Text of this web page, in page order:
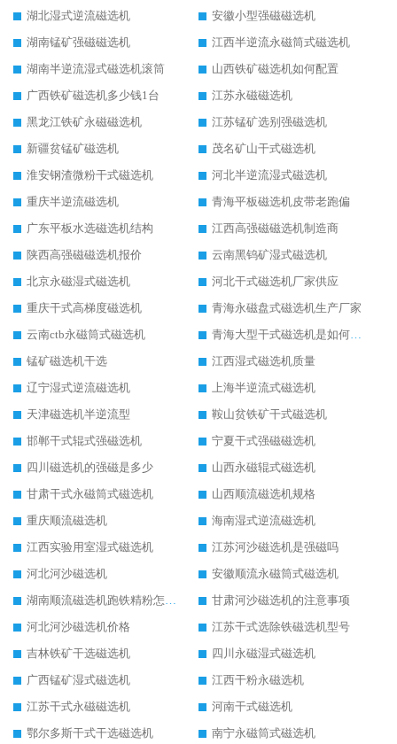
湖北湿式逆流磁选机
安徽小型强磁磁选机
湖南锰矿强磁磁选机
江西半逆流永磁筒式磁选机
湖南半逆流湿式磁选机滚筒
山西铁矿磁选机如何配置
广西铁矿磁选机多少钱1台
江苏永磁磁选机
黑龙江铁矿永磁磁选机
江苏锰矿选别强磁选机
新疆贫锰矿磁选机
茂名矿山干式磁选机
淮安钢渣微粉干式磁选机
河北半逆流湿式磁选机
重庆半逆流磁选机
青海平板磁选机皮带老跑偏
广东平板水选磁选机结构
江西高强磁磁选机制造商
陕西高强磁磁选机报价
云南黑钨矿湿式磁选机
北京永磁湿式磁选机
河北干式磁选机厂家供应
重庆干式高梯度磁选机
青海永磁盘式磁选机生产厂家
云南ctb永磁筒式磁选机
青海大型干式磁选机是如何选矿的
锰矿磁选机干选
江西湿式磁选机质量
辽宁湿式逆流磁选机
上海半逆流式磁选机
天津磁选机半逆流型
鞍山贫铁矿干式磁选机
邯郸干式辊式强磁选机
宁夏干式强磁磁选机
四川磁选机的强磁是多少
山西永磁辊式磁选机
甘肃干式永磁筒式磁选机
山西顺流磁选机规格
重庆顺流磁选机
海南湿式逆流磁选机
江西实验用室湿式磁选机
江苏河沙磁选机是强磁吗
河北河沙磁选机
安徽顺流永磁筒式磁选机
湖南顺流磁选机跑铁精粉怎么处理
甘肃河沙磁选机的注意事项
河北河沙磁选机价格
江苏干式选除铁磁选机型号
吉林铁矿干选磁选机
四川永磁湿式磁选机
广西锰矿湿式磁选机
江西干粉永磁选机
江苏干式永磁磁选机
河南干式磁选机
鄂尔多斯干式干选磁选机
南宁永磁筒式磁选机